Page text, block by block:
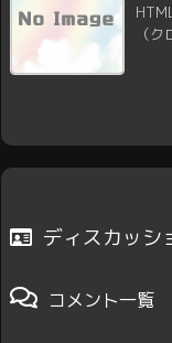
（
ディスカッシ
コメント一覧